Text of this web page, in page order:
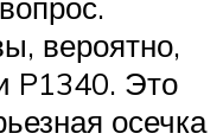
вероятно,
P1340. Это
осечка